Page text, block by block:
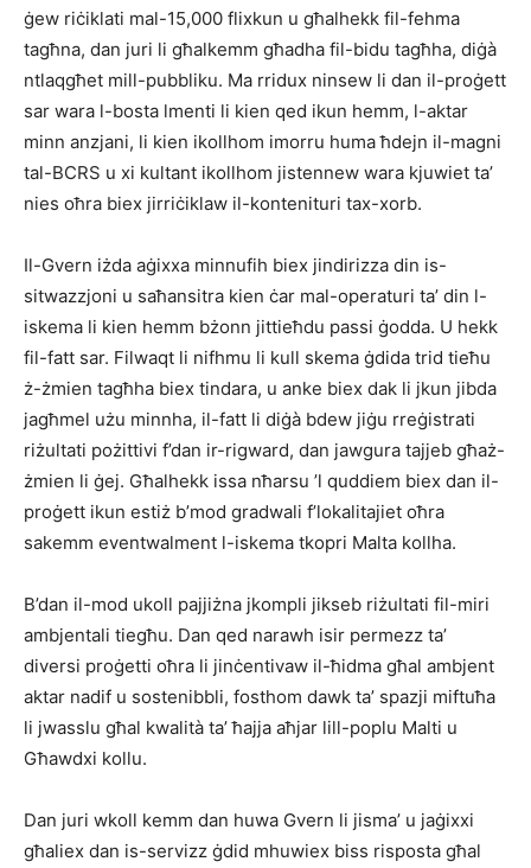
ġew riċiklati mal-15,000 flixkun u għalhekk fil-fehma
tagħna, dan juri li għalkemm għadha fil-bidu tagħha, diġà
ntlaqgħet mill-pubbliku. Ma rridux ninsew li dan il-proġett
sar wara l-bosta lmenti li kien qed ikun hemm, l-aktar
minn anzjani, li kien ikollhom imorru huma ħdejn il-magni
tal-BCRS u xi kultant ikollhom jistennew wara kjuwiet ta’
nies oħra biex jirriċiklaw il-kontenituri tax-xorb.
Il-Gvern iżda aġixxa minnufih biex jindirizza din is-
sitwazzjoni u saħansitra kien ċar mal-operaturi ta’ din l-
iskema li kien hemm bżonn jittieħdu passi ġodda. U hekk
fil-fatt sar. Filwaqt li nifhmu li kull skema ġdida trid tieħu
ż-żmien tagħha biex tindara, u anke biex dak li jkun jibda
jagħmel użu minnha, il-fatt li diġà bdew jiġu rreġistrati
riżultati pożittivi f’dan ir-rigward, dan jawgura tajjeb għaż-
żmien li ġej. Għalhekk issa nħarsu ’l quddiem biex dan il-
proġett ikun estiż b’mod gradwali f’lokalitajiet oħra
sakemm eventwalment l-iskema tkopri Malta kollha.
B’dan il-mod ukoll pajjiżna jkompli jikseb riżultati fil-miri
ambjentali tiegħu. Dan qed narawh isir permezz ta’
diversi proġetti oħra li jinċentivaw il-ħidma għal ambjent
aktar nadif u sostenibbli, fosthom dawk ta’ spazji miftuħa
li jwasslu għal kwalità ta’ ħajja aħjar lill-poplu Malti u
Għawdxi kollu.
Dan juri wkoll kemm dan huwa Gvern li jisma’ u jaġixxi
għaliex dan is-servizz ġdid mhuwiex biss risposta għal